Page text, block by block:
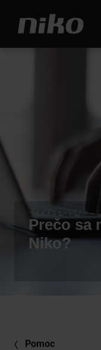
Prečo sa
Niko?
Pomoc